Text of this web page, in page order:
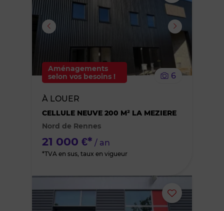
ou
supprimer
le
des
Aménagements
selon vos besoins !
6
À LOUER
CELLULE NEUVE 200 M² LA MEZIERE
Nord de Rennes
21 000 €* / an
*TVA en sus, taux en vigueur
Ajouter